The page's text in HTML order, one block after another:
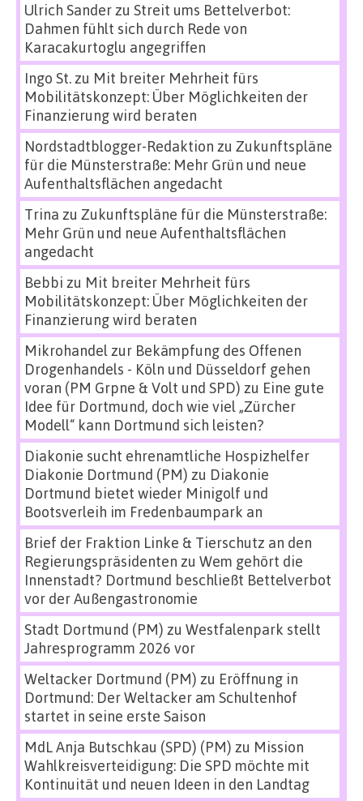
Ulrich Sanderzu Streit ums Bettelverbot:
Dahmen fühlt sich durch Rede von
Karacakurtoglu angegriffen
Ingo St.zu Mit breiter Mehrheit fürs
Mobilitätskonzept: Über Möglichkeiten der
Finanzierung wird beraten
Nordstadtblogger-Redaktion zu Zukunftspläne
für die Münsterstraße: Mehr Grün und neue
Aufenthaltsflächen angedacht
Trina zu Zukunftspläne für die Münsterstraße:
Mehr Grün und neue Aufenthaltsflächen
angedacht
Bebbi zu Mit breiter Mehrheit fürs
Mobilitätskonzept: Über Möglichkeiten der
Finanzierung wird beraten
Mikrohandel zur Bekämpfung des Offenen
Drogenhandels - Köln und Düsseldorf gehen
voran (PM Grpne & Volt und SPD) zu Eine gute
Idee für Dortmund, doch wie viel „Zürcher
Modell“ kann Dortmund sich leisten?
Diakonie sucht ehrenamtliche Hospizhelfer
Diakonie Dortmund (PM) zu Diakonie
Dortmund bietet wieder Minigolf und
Bootsverleih im Fredenbaumpark an
Brief der Fraktion Linke & Tierschutz an den
Regierungspräsidenten zu Wem gehört die
Innenstadt? Dortmund beschließt Bettelverbot
vor der Außengastronomie
Stadt Dortmund (PM) zu Westfalenpark stellt
Jahresprogramm 2026 vor
Weltacker Dortmund (PM) zu Eröffnung in
Dortmund: Der Weltacker am Schultenhof
startet in seine erste Saison
MdL Anja Butschkau (SPD) (PM) zu Mission
Wahlkreisverteidigung: Die SPD möchte mit
Kontinuität und neuen Ideen in den Landtag